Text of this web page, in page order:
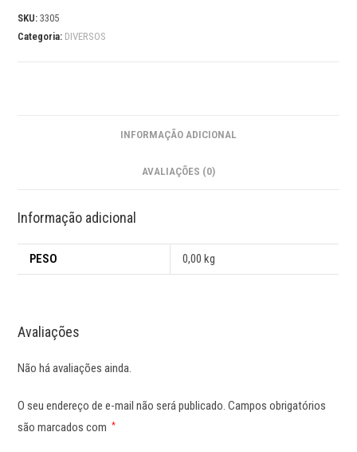
SKU:3305
Categoria: DIVERSOS
INFORMAÇÃO ADICIONAL
AVALIAÇÕES (0)
Informação adicional
PESO 0,00 kg
Avaliações
Não há avaliações ainda.
O seu endereço de e-mail não será publicado. Campos obrigatórios
são marcados com
*